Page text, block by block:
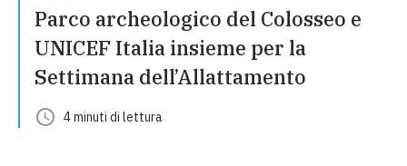
Parco archeologico del Colosseo e
UNICEF Italia insieme per la
Settimana dell’Allattamento
4minuti di lettura